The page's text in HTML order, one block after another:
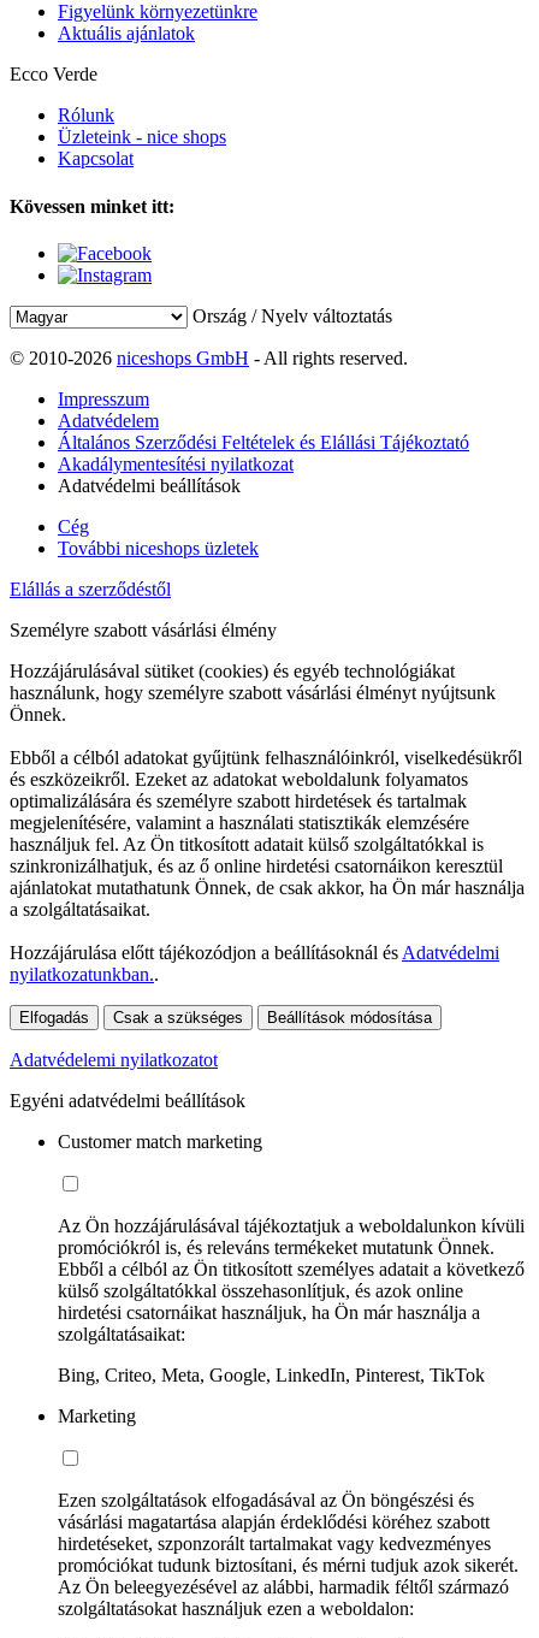
Figyelünk környezetünkre
Aktuális ajánlatok
Ecco Verde
Rólunk
Üzleteink - nice shops
Kapcsolat
Kövessen minket itt:
Ország / Nyelv változtatás
© 2010-2026 niceshops GmbH - All rights reserved.
Impresszum
Adatvédelem
Általános Szerződési Feltételek és Elállási Tájékoztató
Akadálymentesítési nyilatkozat
Adatvédelmi beállítások
Cég
További niceshops üzletek
Elállás a szerződéstől
Személyre szabott vásárlási élmény
Hozzájárulásával sütiket (cookies) és egyéb technológiákat
használunk, hogy személyre szabott vásárlási élményt nyújtsunk
Önnek.
Ebből a célból adatokat gyűjtünk felhasználóinkról, viselkedésükről
és eszközeikről. Ezeket az adatokat weboldalunk folyamatos
optimalizálására és személyre szabott hirdetések és tartalmak
megjelenítésére, valamint a használati statisztikák elemzésére
használjuk fel. Az Ön titkosított adatait külső szolgáltatókkal is
szinkronizálhatjuk, és az ő online hirdetési csatornáikon keresztül
ajánlatokat mutathatunk Önnek, de csak akkor, ha Ön már használja
a szolgáltatásaikat.
Hozzájárulása előtt tájékozódjon a beállításoknál és Adatvédelmi
nyilatkozatunkban..
Elfogadás Csak a szükséges Beállítások módosítása
Adatvédelemi nyilatkozatot
Egyéni adatvédelmi beállítások
Customer match marketing
Az Ön hozzájárulásával tájékoztatjuk a weboldalunkon kívüli
promóciókról is, és releváns termékeket mutatunk Önnek.
Ebből a célból az Ön titkosított személyes adatait a következő
külső szolgáltatókkal összehasonlítjuk, és azok online
hirdetési csatornáikat használjuk, ha Ön már használja a
szolgáltatásaikat:
Bing, Criteo, Meta, Google, LinkedIn, Pinterest, TikTok
Marketing
Ezen szolgáltatások elfogadásával az Ön böngészési és
vásárlási magatartása alapján érdeklődési köréhez szabott
hirdetéseket, szponzorált tartalmakat vagy kedvezményes
promóciókat tudunk biztosítani, és mérni tudjuk azok sikerét.
Az Ön beleegyezésével az alábbi, harmadik féltől származó
szolgáltatásokat használjuk ezen a weboldalon: